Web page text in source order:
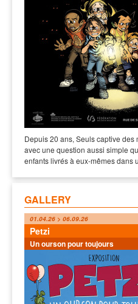
Depuis 20 ans, Seuls captive
avec une question aussi simple
enfants livrés à eux-mêmes
GALLERY
01.04.26 > 06.09.26
Petzi
Un ourson pour toujours